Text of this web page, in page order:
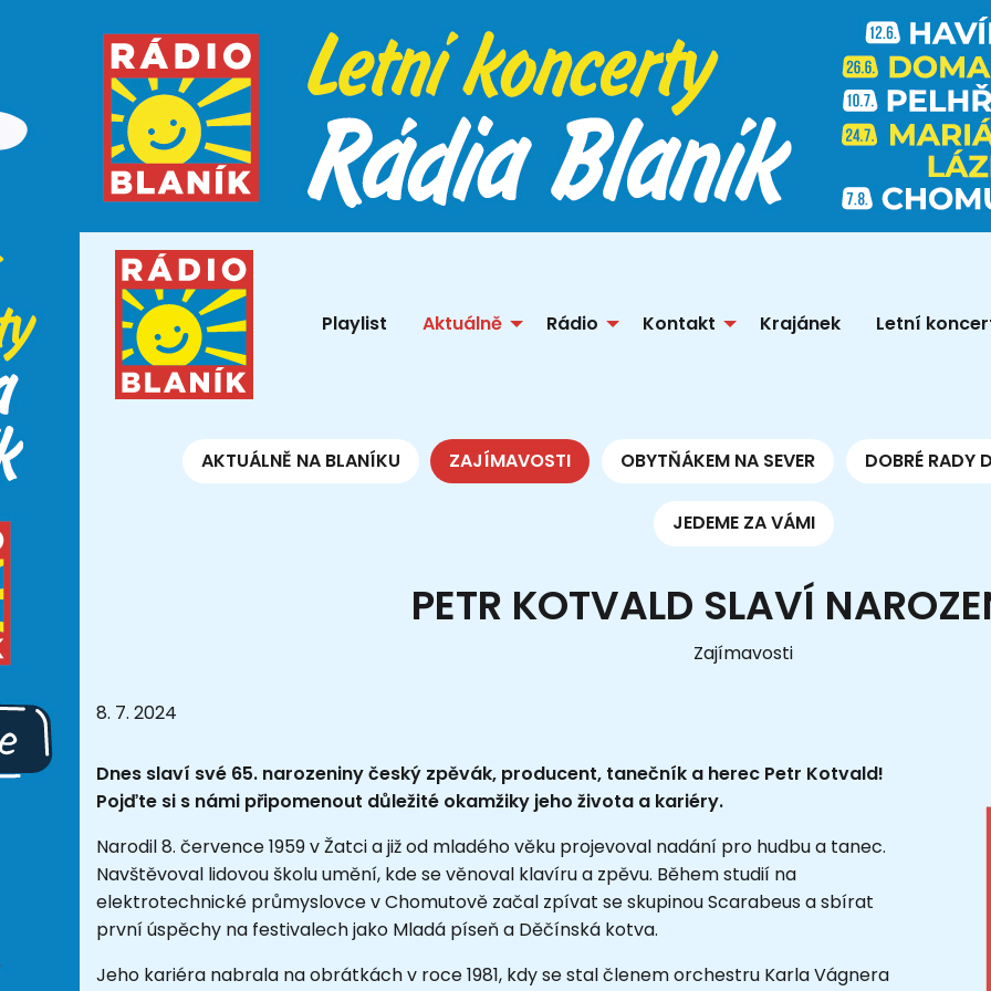
Playlist Aktuálně Rádio Kontakt Krajánek Letní
AKTUÁLNĚ NA BLANÍKU ZAJÍMAVOSTI OBYTŇÁKEM NA SEVER DOBRÉ RADY
JEDEME ZA VÁMI
PETR KOTVALD SLAVÍ
Zajímavosti
8. 7. 2024
Dnes slaví své 65. narozeniny český zpěvák, producent, tanečník a herec Petr Kotvald!
Pojďte si s námi připomenout důležité okamžiky jeho života a kariéry.
Narodil 8. července 1959 v Žatci a již od mladého věku projevoval nadání pro hudbu a tanec.
Navštěvoval lidovou školu umění, kde se věnoval klavíru a zpěvu. Během studií na
elektrotechnické průmyslovce v Chomutově začal zpívat se skupinou Scarabeus a sbírat
první úspěchy na festivalech jako Mladá píseň a Děčínská kotva.
Jeho kariéra nabrala na obrátkách v roce 1981, kdy se stal členem orchestru Karla Vágnera